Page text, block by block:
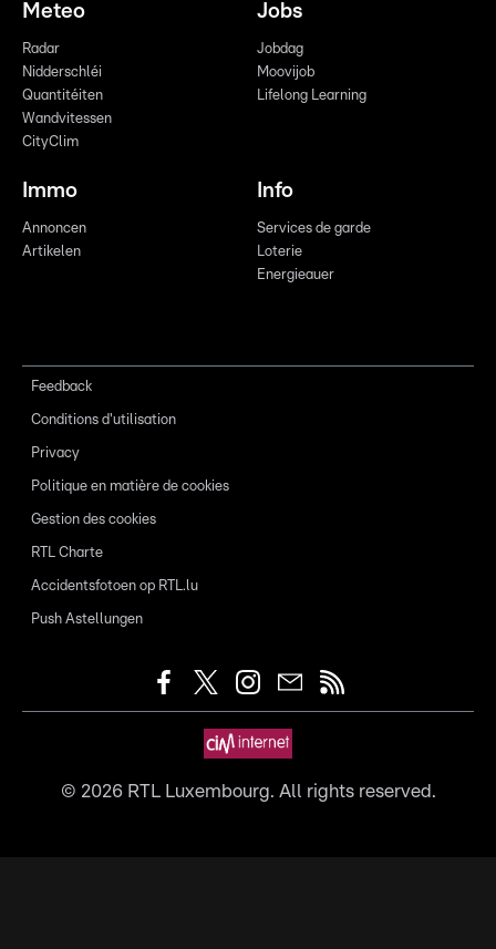
Meteo
Radar
Nidderschléi
Quantitéiten
Wandvitessen
CityClim
Jobs
Jobdag
Moovijob
Lifelong Learning
Immo
Annoncen
Artikelen
Info
Services de garde
Loterie
Energieauer
Feedback
Conditions d'utilisation
Privacy
Politique en matière de cookies
Gestion des cookies
RTL Charte
Accidentsfotoen op RTL.lu
Push Astellungen
© 2026RTL Luxembourg. All rights reserved.